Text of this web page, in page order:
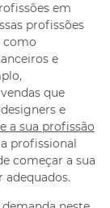
em
profissões
como
e
que
e
a sua profissão
profissional
começar a sua